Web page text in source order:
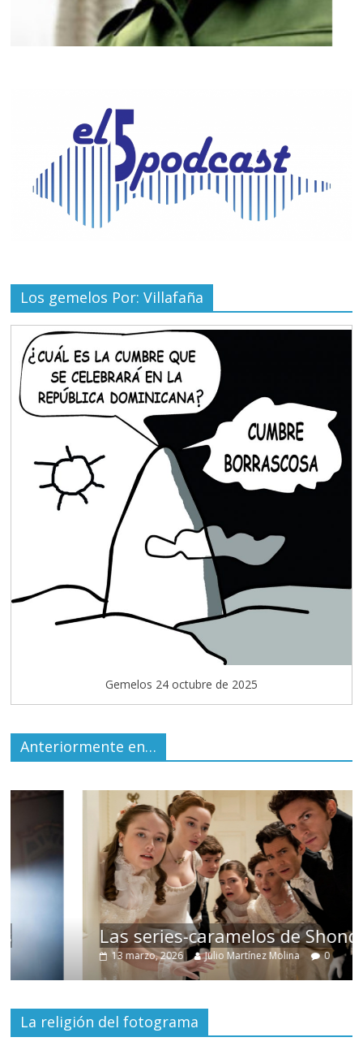
Los gemelos Por: Villafaña
Gemelos 24 octubre de 2025
Anteriormente en…
Las series-caramelos de Shondaland
13 marzo, 2026 Julio Martínez Molina 0
La religión del fotograma